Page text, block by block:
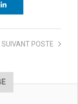
SUIVANTPOSTE